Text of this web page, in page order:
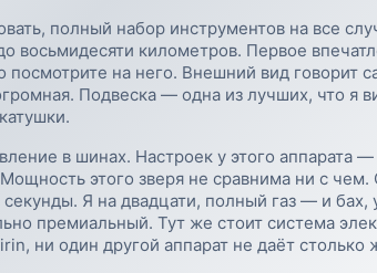
полный набор инструментов на все
восьмидесяти километров. Первое
на него. Внешний вид говорит
Подвеска — одна из лучших, что я
в шинах. Настроек у этого аппарата
этого зверя не сравнима ни с чем.
Я на двадцати, полный газ — и бах,
премиальный. Тут же стоит система
ни один другой аппарат не даёт